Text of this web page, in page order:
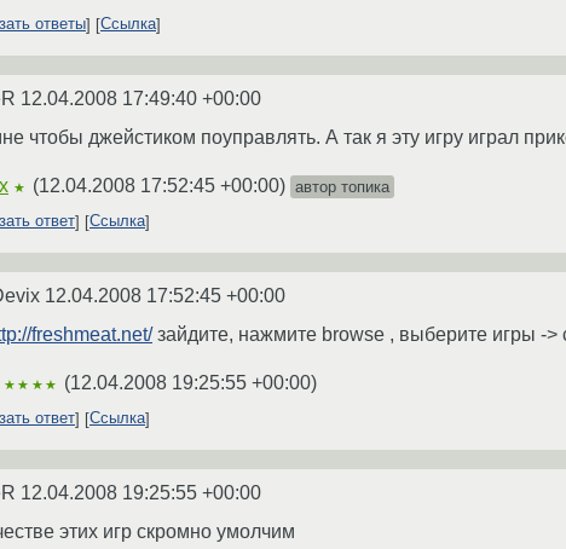
ответы Ссылка
12.04.2008 17:49:40 +00:00
чтобы джейстиком поуправлять. А так я эту игру играл
★ (12.04.2008 17:52:45 +00:00) автор топика
ответ
Ссылка
12.04.2008 17:52:45 +00:00
freshmeat.net/зайдите, нажмите browse , выберите игры -
(12.04.2008 19:25:55 +00:00)
ответ Ссылка
12.04.2008 19:25:55 +00:00
этих игр скромно умолчим